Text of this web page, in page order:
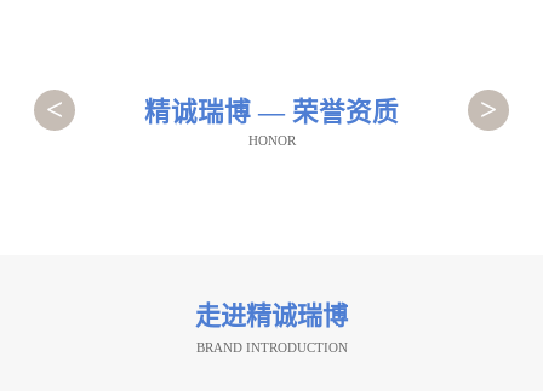
精诚瑞博 — 荣誉资质
HONOR
< >
走进精诚瑞博
BRAND INTRODUCTION